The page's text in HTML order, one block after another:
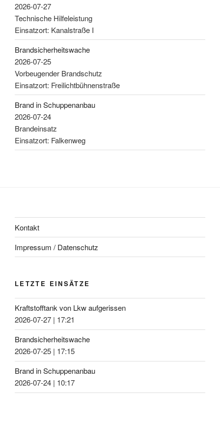
2026-07-27
Technische Hilfeleistung
Einsatzort: Kanalstraße I
Brandsicherheitswache
2026-07-25
Vorbeugender Brandschutz
Einsatzort: Freilichtbühnenstraße
Brand in Schuppenanbau
2026-07-24
Brandeinsatz
Einsatzort: Falkenweg
Kontakt
Impressum / Datenschutz
LETZTE EINSÄTZE
Kraftstofftank von Lkw aufgerissen
2026-07-27 | 17:21
Brandsicherheitswache
2026-07-25 | 17:15
Brand in Schuppenanbau
2026-07-24 | 10:17